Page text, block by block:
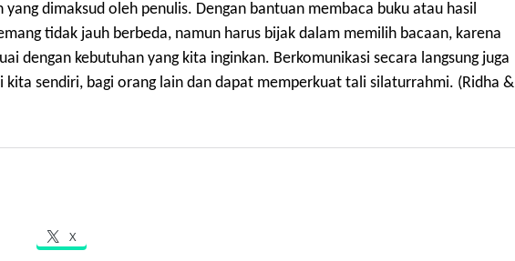
yang dimaksud oleh penulis. Dengan bantuan membaca buku atau hasil
tidak jauh berbeda, namun harus bijak dalam memilih bacaan, karena
dengan kebutuhan yang kita inginkan. Berkomunikasi secara langsung juga
kita sendiri, bagi orang lain dan dapat memperkuat tali silaturrahmi. (Ridha &
X